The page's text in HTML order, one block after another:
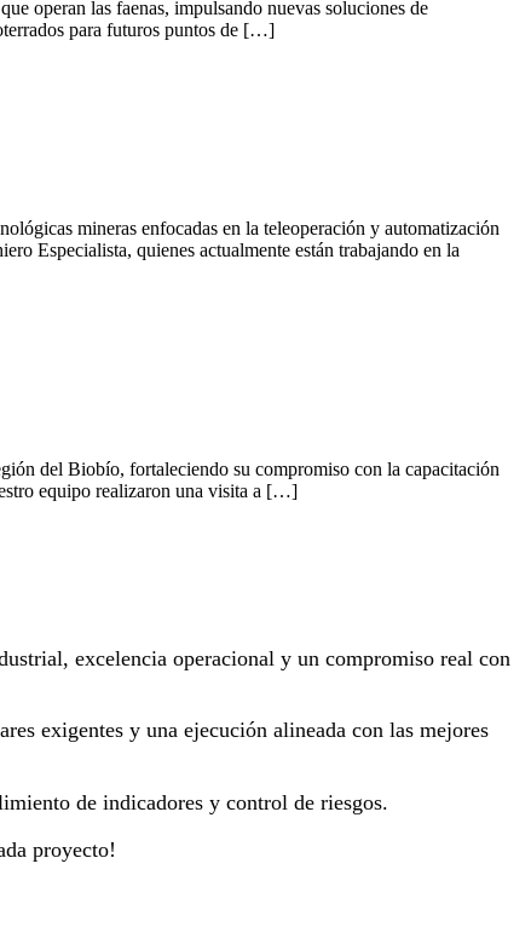
operan las faenas, impulsando nuevas soluciones de
para futuros puntos de […]
mineras enfocadas en la teleoperación y automatización
Especialista, quienes actualmente están trabajando en la
del Biobío, fortaleciendo su compromiso con la capacitación
equipo realizaron una visita a […]
excelencia operacional y un compromiso real con
exigentes y una ejecución alineada con las mejores
de indicadores y control de riesgos.
proyecto!